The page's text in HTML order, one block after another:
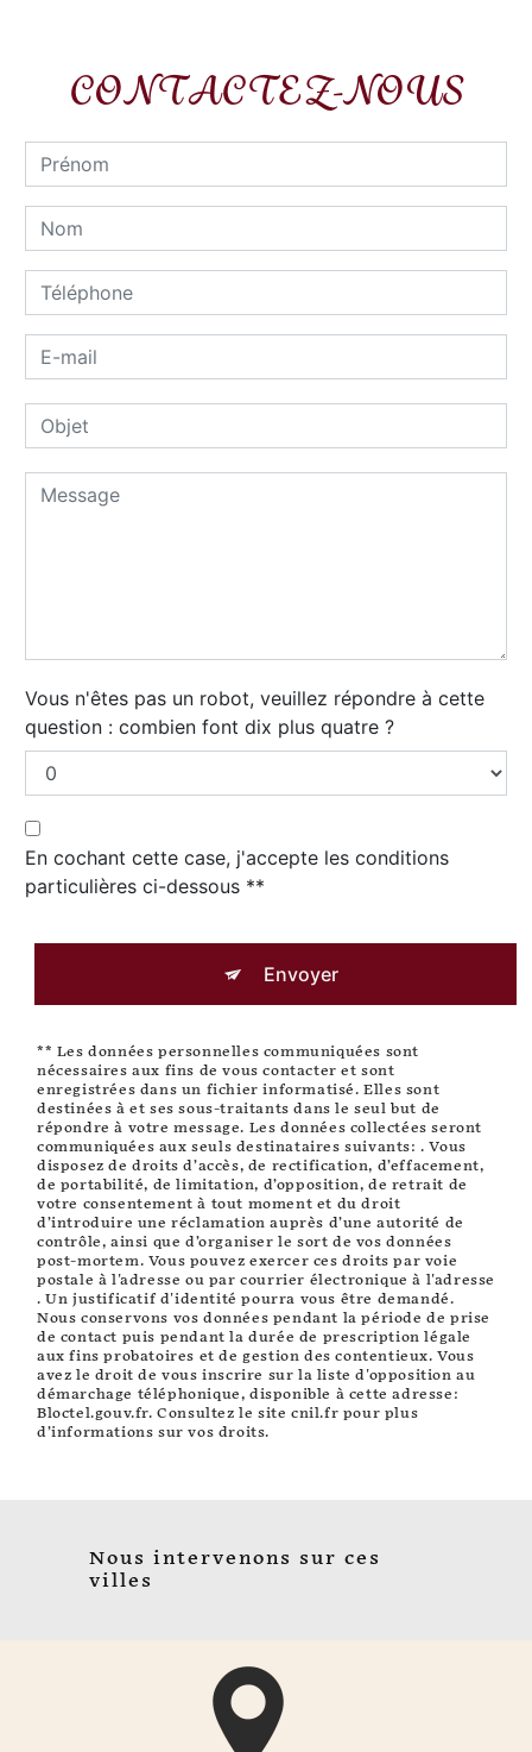
CONTACTEZ-NOUS
Vous n'êtes pas un robot, veuillez répondre à cette
question : combien font dix plus quatre ?
En cochant cette case, j'accepte les conditions
particulières ci-dessous **
Envoyer
** Les données personnelles communiquées sont
nécessaires aux fins de vous contacter et sont
enregistrées dans un fichier informatisé. Elles sont
destinées à et ses sous-traitants dans le seul but de
répondre à votre message. Les données collectées seront
communiquées aux seuls destinataires suivants: . Vous
disposez de droits d’accès, de rectification, d’effacement,
de portabilité, de limitation, d’opposition, de retrait de
votre consentement à tout moment et du droit
d’introduire une réclamation auprès d’une autorité de
contrôle, ainsi que d’organiser le sort de vos données
post-mortem. Vous pouvez exercer ces droits par voie
postale à l'adresse ou par courrier électronique à l'adresse
. Un justificatif d'identité pourra vous être demandé.
Nous conservons vos données pendant la période de prise
de contact puis pendant la durée de prescription légale
aux fins probatoires et de gestion des contentieux. Vous
avez le droit de vous inscrire sur la liste d'opposition au
démarchage téléphonique, disponible à cette adresse:
Bloctel.gouv.fr. Consultez le site cnil.fr pour plus
d’informations sur vos droits.
Nous intervenons sur ces
villes